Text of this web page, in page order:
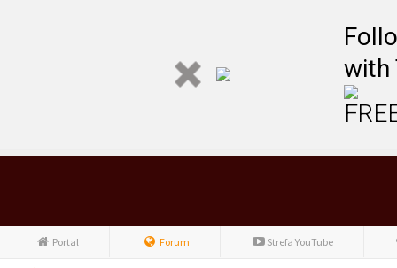
with
Portal Forum Strefa YouTube